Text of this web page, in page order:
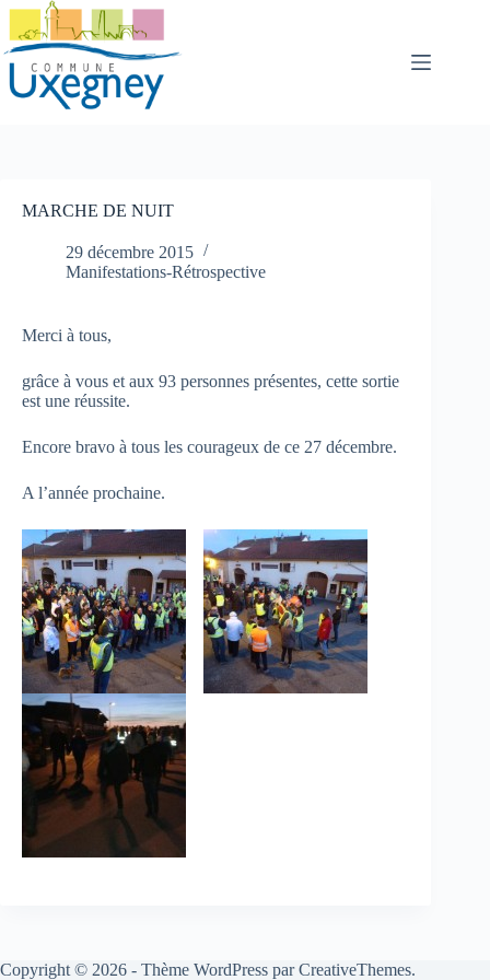
Passer
contenu
MARCHE DE NUIT
29 décembre 2015
Manifestations-Rétrospective
Merci à tous,
grâce à vous et aux 93 personnes présentes, cette sortie
est une réussite.
Encore bravo à tous les courageux de ce 27 décembre.
A l’année prochaine.
Copyright © 2026 - Thème WordPress parCreativeThemes.